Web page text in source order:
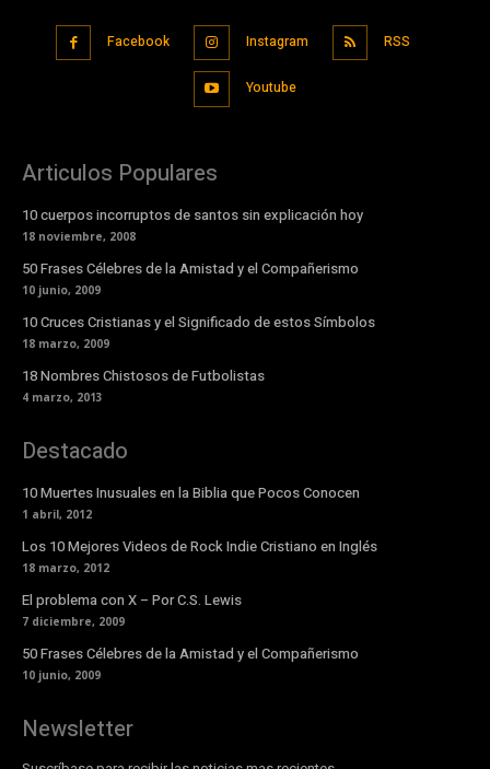
Facebook Instagram RSS
Youtube
Articulos Populares
10 cuerpos incorruptos de santos sin explicación hoy
18 noviembre, 2008
50 Frases Célebres de la Amistad y el Compañerismo
10 junio, 2009
10 Cruces Cristianas y el Significado de estos Símbolos
18 marzo, 2009
18 Nombres Chistosos de Futbolistas
4 marzo, 2013
Destacado
10 Muertes Inusuales en la Biblia que Pocos Conocen
1 abril, 2012
Los 10 Mejores Videos de Rock Indie Cristiano en Inglés
18 marzo, 2012
El problema con X – Por C.S. Lewis
7 diciembre, 2009
50 Frases Célebres de la Amistad y el Compañerismo
10 junio, 2009
Newsletter